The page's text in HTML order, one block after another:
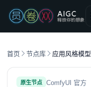
首页 节点库 应用风格模型
原生节点 ComfyUI 官方